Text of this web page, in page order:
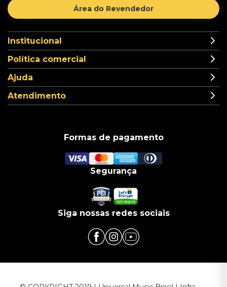
Área do Revendedor
Institucional
Política comercial
Ajuda
Atendimento
Formas de pagamento
Segurança
Siga nossas redes sociais